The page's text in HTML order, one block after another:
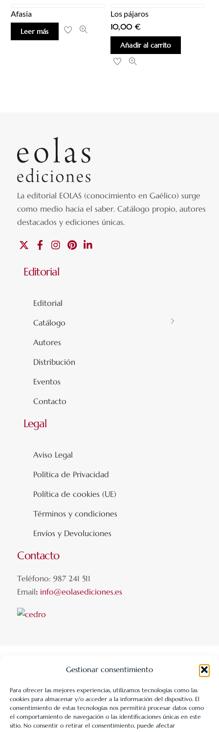
Gestionar consentimiento
Para ofrecer las mejores experiencias, utilizamos tecnologías como las
cookies para almacenar y/o acceder a la información del dispositivo. El
consentimiento de estas tecnologías nos permitirá procesar datos como
el comportamiento de navegación o las identificaciones únicas en este
sitio. No consentir o retirar el consentimiento, puede afectar
Afasia
Leer más
Los pájaros
10,00 €
Añadir al carrito
La editorial EOLAS (conocimiento en Gaélico) surge
como medio hacia el saber.Catálogo propio, autores
destacados y ediciones únicas.
FacebookInstagramPinterest
Editorial
Editorial
Catálogo
Autores
Distribución
Eventos
Contacto
Legal
Aviso Legal
Política de Privacidad
Política de cookies (UE)
Términos y condiciones
Envíos y Devoluciones
Contacto
Teléfono: 987 241 511
Email: info@eolasediciones.es
LIBRERÍA UNIVERSITARIA LEÓN 1980 SLL ha sido beneficiaria
de Fondos Europeos, cuyo objetivo es la mejora de la
competitividad de las PYMES, y gracias al cual ha puesto en